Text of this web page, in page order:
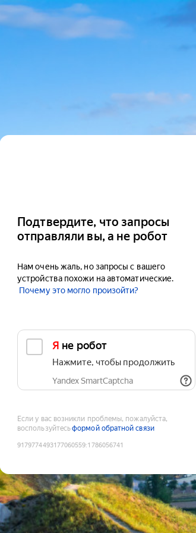
Подтвердите, что запросы
отправляли вы, а не робот
Нам очень жаль, но запросы с вашего
устройства похожи на автоматические.
Почему это могло произойти?
Я не робот
Нажмите, чтобы продолжить
Yandex SmartCaptcha
Если у вас возникли проблемы, пожалуйста,
воспользуйтесьформой обратной связи
9179774493177060559:1786056741